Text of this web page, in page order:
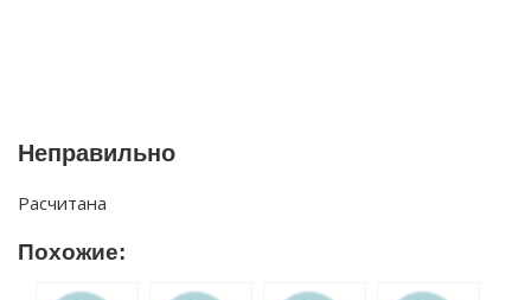
Неправильно
Расчитана
Похожие: